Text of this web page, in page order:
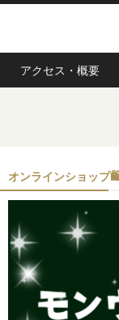
アクセス・概要
オンラインショップ